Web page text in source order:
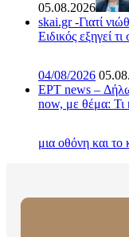
05.08.2026
skai.gr -Γιατί
Ειδικός εξηγεί
04/08/2026
ΕΡΤ news –
now, με θέμα: Τι
μια οθόνη και το